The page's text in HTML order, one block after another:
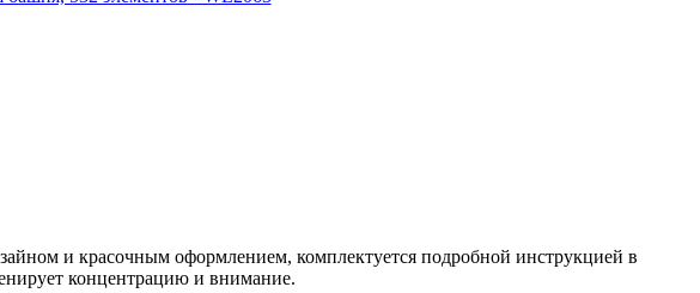
и красочным оформлением, комплектуется подробной инструкцией в
концентрацию и внимание.